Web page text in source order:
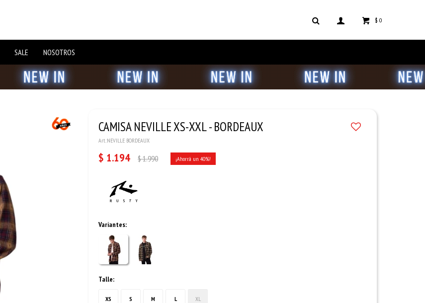
SALE NOSOTROS
$ 0
CAMISA NEVILLE XS-XXL - BORDEAUX
NEVILLE BORDEAUX
$ 1.194 $1.990 40
Variantes:
Talle:
XS S M L XL